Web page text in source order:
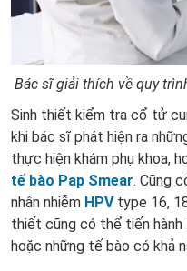
Bác sĩ giải thích về quy
Sinh thiết kiểm tra cổ tử
khi bác sĩ phát hiện ra
thực hiện khám phụ khoa,
tế bào Pap Smear. Cũng
nhân nhiễm HPVtype 16,
thiết cũng có thể tiến
hoặc những tế bào có khả